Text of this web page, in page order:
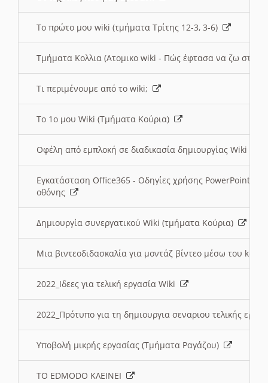
Το πρώτο μου wiki (τμήματα Τρίτης 12-3, 3-6)
Τμήματα Κολλια (Ατομικο wiki - Πώς έφτασα να ζω στην
Τι περιμένουμε από το wiki;
Το 1ο μου Wiki (Τμήματα Κούρια)
Οφέλη από εμπλοκή σε διαδικασία δημιουργίας Wiki
Εγκατάσταση Office365 - Οδηγίες χρήσης PowerPoint
οθόνης
Δημιουργία συνεργατικού Wiki (τμήματα Κούρια)
Μια βιντεοδιδασκαλία για μοντάζ βίντεο μέσω του
2022_Ιδεες για τελική εργασία Wiki
2022_Πρότυπο για τη δημιουργια σεναριου τελικής
Υποβολή μικρής εργασίας (Τμήματα Ραγάζου)
ΤΟ EDMODO ΚΛΕΙΝΕΙ